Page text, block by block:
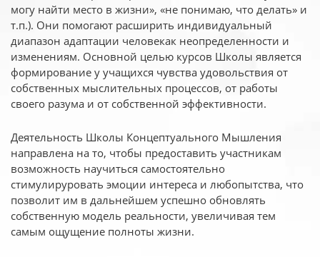
могу найти место в жизни», «не понимаю, что делать» и
т.п.). Они помогают расширить индивидуальный
диапазон адаптации человекак неопределенности и
изменениям. Основной целью курсов Школы является
формирование у учащихся чувства удовольствия от
собственных мыслительных процессов, от работы
своего разума и от собственной эффективности.
Деятельность Школы Концептуального Мышления
направлена на то, чтобы предоставить участникам
возможность научиться самостоятельно
стимулируровать эмоции интереса и любопытства, что
позволит им в дальнейшем успешно обновлять
собственную модель реальности, увеличивая тем
самым ощущение полноты жизни.